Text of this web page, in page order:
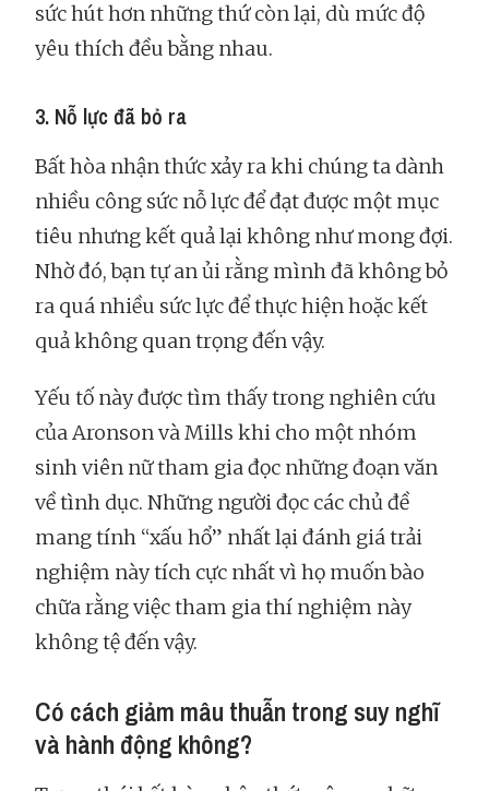
sức hút hơn những thứ còn lại, dù mức độ
yêu thích đều bằng nhau.
3. Nỗ lực đã bỏ ra
Bất hòa nhận thức xảy ra khi chúng ta dành
nhiều công sức nỗ lực để đạt được một mục
tiêu nhưng kết quả lại không như mong đợi.
Nhờ đó, bạn tự an ủi rằng mình đã không bỏ
ra quá nhiều sức lực để thực hiện hoặc kết
quả không quan trọng đến vậy.
Yếu tố này được tìm thấy trong nghiên cứu
của Aronson và Mills khi cho một nhóm
sinh viên nữ tham gia đọc những đoạn văn
về tình dục. Những người đọc các chủ đề
mang tính “xấu hổ” nhất lại đánh giá trải
nghiệm này tích cực nhất vì họ muốn bào
chữa rằng việc tham gia thí nghiệm này
không tệ đến vậy.
Có cách giảm mâu thuẫn trong suy nghĩ
và hành động không?